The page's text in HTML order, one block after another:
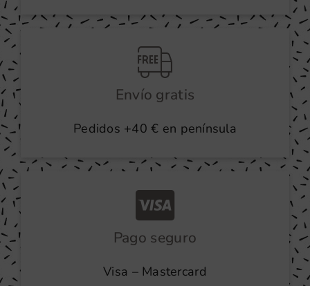
Envío gratis
Pedidos +40 € en península
Pago seguro
Visa – Mastercard